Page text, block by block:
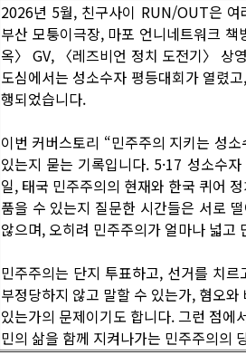
2026년 5월, 친구사이 RUN/OUT은 여
부산 모퉁이극장, 마포 언니네트워크
옥〉 GV, 〈레즈비언 정치 도전기〉 상
도심에서는 성소수자 평등대회가 열렸
행되었습니다.
이번 커버스토리 “민주주의 지키는 성
있는지 묻는 기록입니다. 5·17 성소수
일, 태국 민주주의의 현재와 한국 퀴어
품을 수 있는지 질문한 시간들은 서로
않으며, 오히려 민주주의가 얼마나 넓고
민주주의는 단지 투표하고, 선거를 치
부정당하지 않고 말할 수 있는가, 혐오
있는가의 문제이기도 합니다. 그런 점에
민의 삶을 함께 지켜나가는 민주주의의